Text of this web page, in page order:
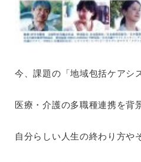
今、課題の「地域包括ケアシ
医療・介護の多職種連携を背
自分らしい人生の終わり方や